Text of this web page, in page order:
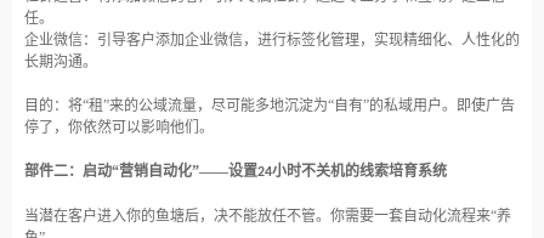
任。
企业微信：引导客户添加企业微信，进行标签化管理，实现精细化、人性化的
长期沟通。
目的：将“租”来的公域流量，尽可能多地沉淀为“自有”的私域用户。即使广告
停了，你依然可以影响他们。
部件二：启动“营销自动化”——设置24小时不关机的线索培育系统
当潜在客户进入你的鱼塘后，决不能放任不管。你需要一套自动化流程来“养